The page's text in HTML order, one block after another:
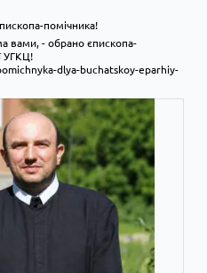
помічника!
вами, - обрано єпископа-
УГКЦ!
dlya-buchatskoy-eparhiy-